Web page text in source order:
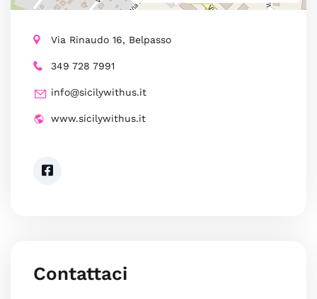
Via Rinaudo 16, Belpasso
349 728 7991
info@sicilywithus.it
www.sicilywithus.it
Contattaci